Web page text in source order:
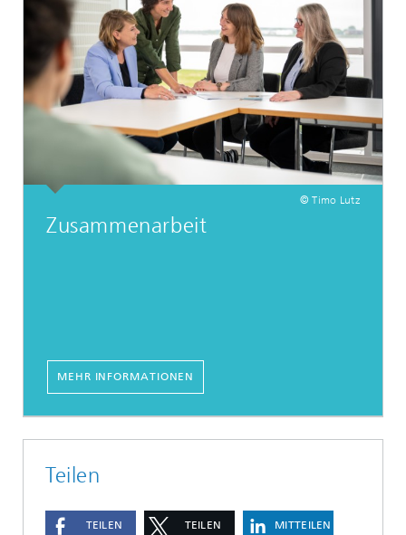
© Timo Lutz
Zusammenarbeit
MEHR INFORMATIONEN
Teilen
TEILEN TEILEN MITTEILEN